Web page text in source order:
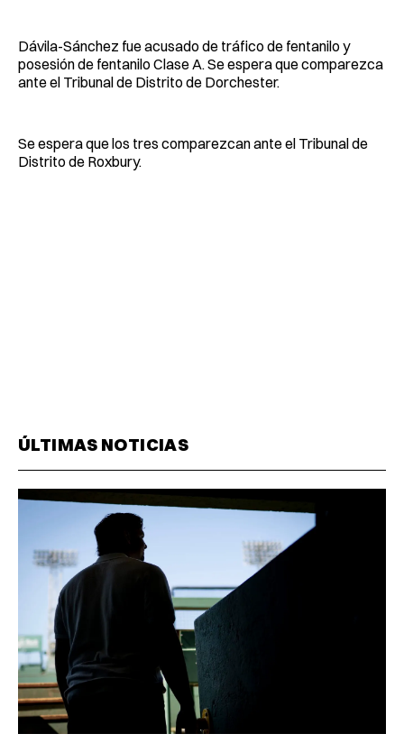
Dávila-Sánchez fue acusado de tráfico de fentanilo y
posesión de fentanilo Clase A. Se espera que comparezca
ante el Tribunal de Distrito de Dorchester.
Se espera que los tres comparezcan ante el Tribunal de
Distrito de Roxbury.
ÚLTIMAS NOTICIAS